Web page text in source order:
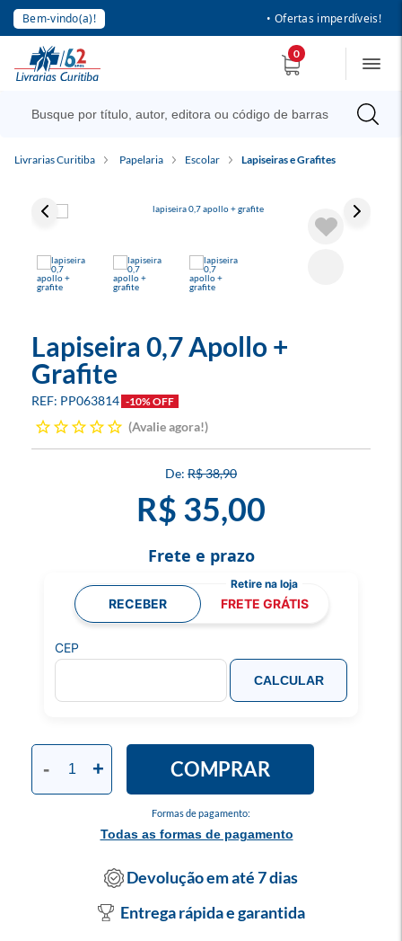
Bem-vindo(a)! • Ofertas imperdíveis!
0
Livrarias Curitiba Papelaria Escolar Lapiseiras e Grafites
Lapiseira 0,7 Apollo +
Grafite
PP063814 -10% OFF
Avalie agora!
R$ 38,90
R$ 35,00
Formas de pagamento:
Todas as formas de pagamento
- + COMPRAR
Frete e prazo
RECEBER FRETE GRÁTIS
CEP
CALCULAR
Devolução em até 7 dias
Entrega rápida e garantida